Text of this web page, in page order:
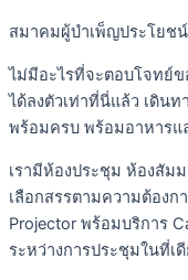
สมาคมผู้บำเพ็ญประโยช
ไม่มีอะไรที่จะตอบโจทย์
ได้ลงตัวเท่าที่นี่แล้ว เดิน
พร้อมครบ พร้อมอาหารแ
เรามีห้องประชุม ห้องสัม
เลือกสรรตามความต้องก
Projector พร้อมบริการ
ระหว่างการประชุมในที่เ